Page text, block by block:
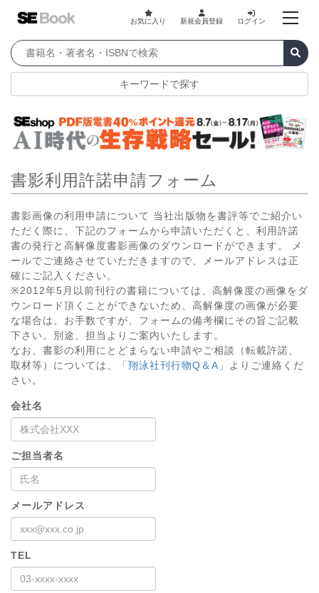
お気に入り 新規会員登録 ログイン
キーワードで探す
書影利用許諾申請フォーム
書影画像の利用申請について 当社出版物を書評等でご紹介い
ただく際に、下記のフォームから申請いただくと、利用許諾
書の発行と高解像度書影画像のダウンロードができます。 メ
ールでご連絡させていただきますので、メールアドレスは正
確にご記入ください。
※2012年5月以前刊行の書籍については、高解像度の画像をダ
ウンロード頂くことができないため、高解像度の画像が必要
な場合は、お手数ですが、フォームの備考欄にその旨ご記載
下さい。別途、担当よりご案内いたします。
なお、書影の利用にとどまらない申請やご相談（転載許諾、
取材等）については、
「翔泳社刊行物Q＆A」
よりご連絡くだ
さい。
会社名
ご担当者名
メールアドレス
TEL